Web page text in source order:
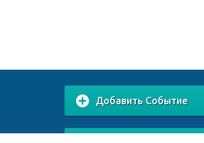
Добавить Событие